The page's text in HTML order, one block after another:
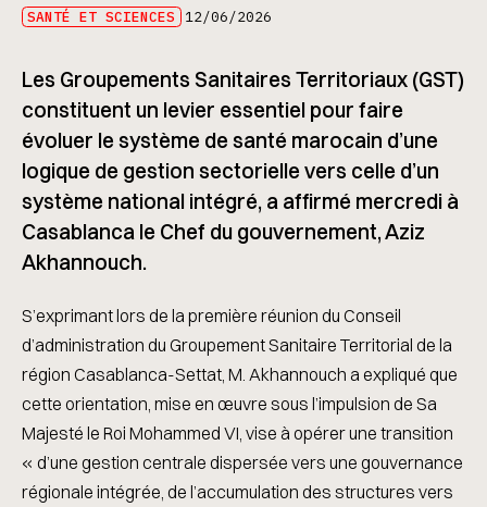
SANTÉ ET SCIENCES 12/06/2026
Les Groupements Sanitaires Territoriaux (GST)
constituent un levier essentiel pour faire
évoluer le système de santé marocain d’une
logique de gestion sectorielle vers celle d’un
système national intégré, a affirmé mercredi à
Casablanca le Chef du gouvernement, Aziz
Akhannouch.
S’exprimant lors de la première réunion du Conseil
d’administration du Groupement Sanitaire Territorial de la
région Casablanca-Settat, M. Akhannouch a expliqué que
cette orientation, mise en œuvre sous l’impulsion de Sa
Majesté le Roi Mohammed VI, vise à opérer une transition
« d’une gestion centrale dispersée vers une gouvernance
régionale intégrée, de l’accumulation des structures vers